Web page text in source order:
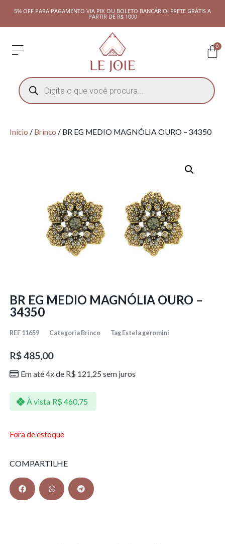
5% OFF PARA PAGAMENTO VIA PIX OU BOLETO BANCÁRIO! FRETE GRÁTIS A
PARTIR DE R$ 1000
0
Início / Brinco / BR EG MEDIO MAGNÓLIA OURO – 34350
BR EG MEDIO MAGNÓLIA OURO –
34350
REF 11659 Categoria Brinco Tag Estela geromini
R$485,00
Em até 4x de R$ 121,25 sem juros
À vista R$ 460,75
Fora de estoque
COMPARTILHE